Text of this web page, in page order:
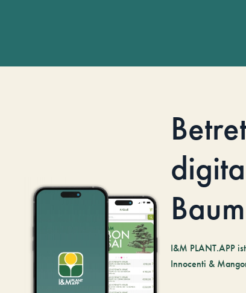
I&M PLANT.APP
Innocenti &